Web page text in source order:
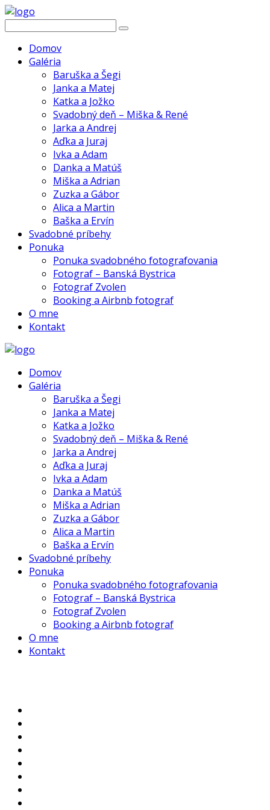
Domov
Galéria
Baruška a Šegi
Janka a Matej
Katka a Jožko
Svadobný deň – Miška & René
Jarka a Andrej
Aďka a Juraj
Ivka a Adam
Danka a Matúš
Miška a Adrian
Zuzka a Gábor
Alica a Martin
Baška a Ervín
Svadobné príbehy
Ponuka
Ponuka svadobného fotografovania
Fotograf – Banská Bystrica
Fotograf Zvolen
Booking a Airbnb fotograf
O mne
Kontakt
Domov
Galéria
Baruška a Šegi
Janka a Matej
Katka a Jožko
Svadobný deň – Miška & René
Jarka a Andrej
Aďka a Juraj
Ivka a Adam
Danka a Matúš
Miška a Adrian
Zuzka a Gábor
Alica a Martin
Baška a Ervín
Svadobné príbehy
Ponuka
Ponuka svadobného fotografovania
Fotograf – Banská Bystrica
Fotograf Zvolen
Booking a Airbnb fotograf
O mne
Kontakt